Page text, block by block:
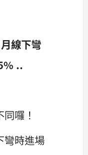
線下彎
..
囉！
彎時進場